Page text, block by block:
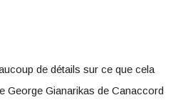
de détails sur ce que cela
George Gianarikas de Canaccord